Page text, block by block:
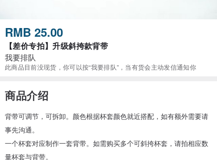
RMB 25.00
【差价专拍】升级斜挎款背带
我要排队
此商品目前没现货，你可以按“我要排队”，当有货会主动发信通知你
商品介绍
背带可调节，可拆卸。颜色根据杯套颜色就近搭配，如有额外需要请
事先沟通。
一个杯套对应制作一套背带。如需购买多个可斜挎杯套，请拍相应数
量杯套与背带。